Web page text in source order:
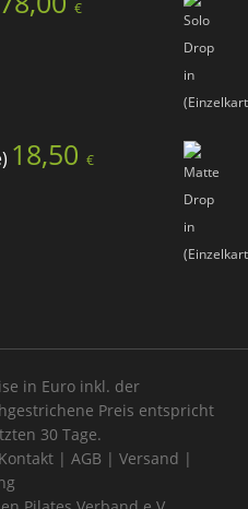
€
18,50 €
in Euro inkl. der
Preis entspricht
30 Tage.
Kontakt| AGB | Versand |